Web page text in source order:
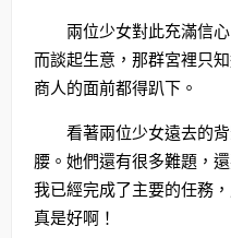
兩位少女對此充滿信
而談起生意，那群宮裡只
商人的面前都得趴下。
看著兩位少女遠去的
腰。她們還有很多難題，
我已經完成了主要的任務
真是好啊！